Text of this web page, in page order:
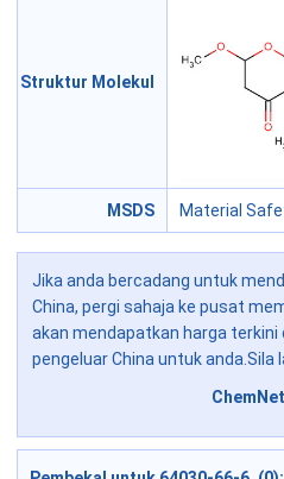
Struktur Molekul
MSDS Material
Jika anda bercadang untuk
China, pergi sahaja ke pusat
akan mendapatkan harga
pengeluar China untuk anda.Sila
ChemNet